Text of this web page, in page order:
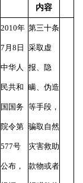
内容
2010年
7月8日
中华人
民共和
国国务
院令第
577号
公布，
第三十条
采取虚
报、隐
瞒、伪造
等手段，
骗取自然
灾害救助
款物或者